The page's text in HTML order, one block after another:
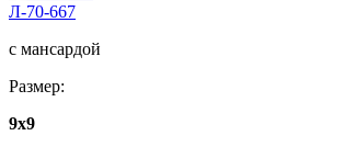
Л-70-667
с мансардой
Размер:
9x9